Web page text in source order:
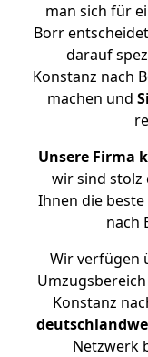
man sich für
Borr
darauf
Konstanz nach
machen und
Unsere Firma
wir sind stolz
Ihnen die
nach
Wir verfügen
Konstanz
Netzwerk